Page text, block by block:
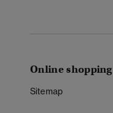
Online shopping
Sitemap